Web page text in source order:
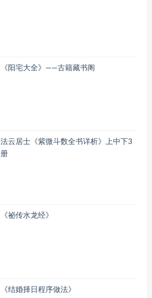
《阳宅大全》——古籍藏书阁
法云居士《紫微斗数全书详析》上中下3
册
《祕传水龙经》
《结婚择日程序做法》